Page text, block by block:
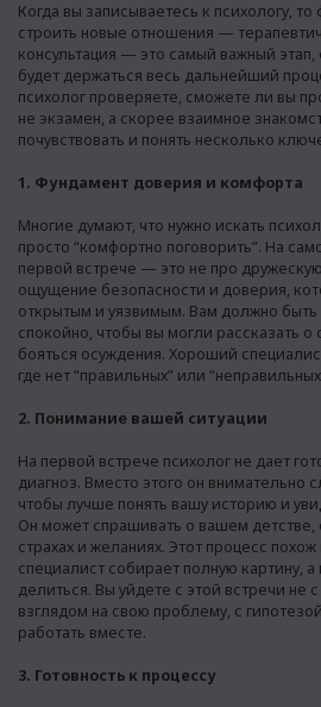
Когда вы записываетесь к психологу,
строить новые отношения —
консультация — это самый важный
будет держаться весь дальнейший
психолог проверяете, сможете ли вы
не экзамен, а скорее взаимное
почувствовать и понять несколько
1. Фундамент доверия и комфорта
Многие думают, что нужно искать
просто “комфортно поговорить”. На
первой встрече — это не про
ощущение безопасности и доверия,
открытым и уязвимым. Вам должно быть
спокойно, чтобы вы могли рассказать
бояться осуждения. Хороший
где нет “правильных” или
2. Понимание вашей ситуации
На первой встрече психолог не дает
диагноз. Вместо этого он внимательно
чтобы лучше понять вашу историю и
Он может спрашивать о вашем детстве,
страхах и желаниях. Этот процесс
специалист собирает полную картину, а
делиться. Вы уйдете с этой встречи не
взглядом на свою проблему, с
работать вместе.
3. Готовность к процессу